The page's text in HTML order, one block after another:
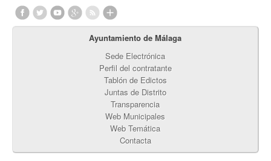
Ayuntamiento de Málaga
Sede Electrónica
Perfil del contratante
Tablón de Edictos
Juntas de Distrito
Transparencia
Web Municipales
Web Temática
Contacta